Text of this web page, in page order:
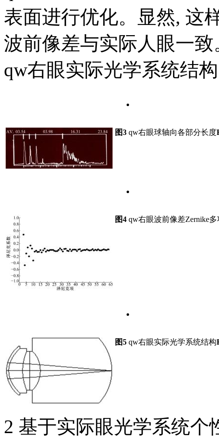
表面进行优化。显然, 这
波前像差与实际人眼一
qw右眼实际光学系统结
图3 qw右眼球轴向各部分长度
图4 qw右眼波前像差Zernike
图5 qw右眼实际光学系统结构
2 基于实际眼光学系统